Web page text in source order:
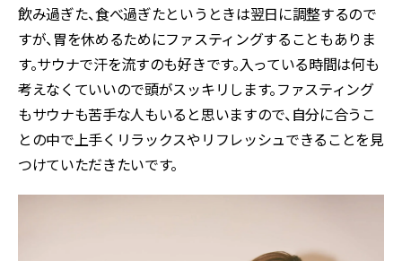
飲み過ぎた、食べ過ぎたというときは翌日に調整するので
すが、胃を休めるためにファスティングすることもありま
す。サウナで汗を流すのも好きです。入っている時間は何も
考えなくていいので頭がスッキリします。ファスティング
もサウナも苦手な人もいると思いますので、自分に合うこ
との中で上手くリラックスやリフレッシュできることを見
つけていただきたいです。